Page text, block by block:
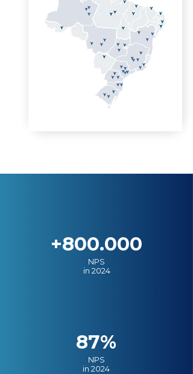
+800.000
NPS
in 2024
87%
NPS
in 2024